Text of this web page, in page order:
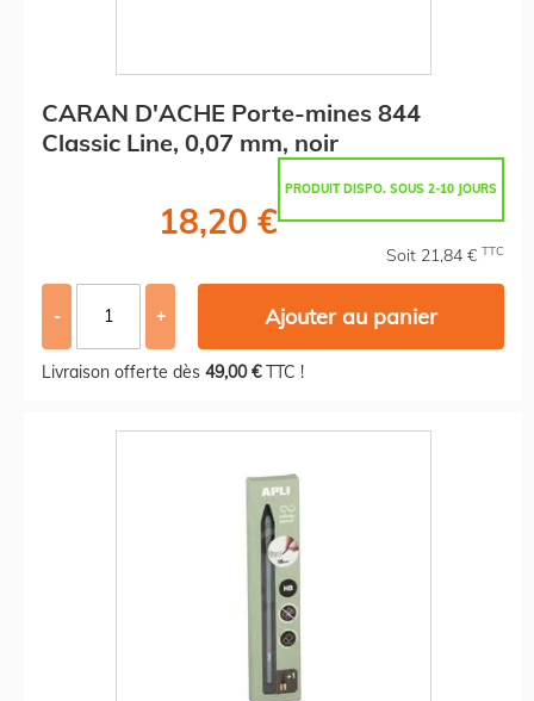
CARAN D'ACHE Porte-mines 844
Classic Line, 0,07 mm, noir
PRODUIT DISPO. SOUS 2-10 JOURS
18,20 €
Soit 21,84 € TTC
- + Ajouter au panier
Livraison offerte dès 49,00 €TTC !